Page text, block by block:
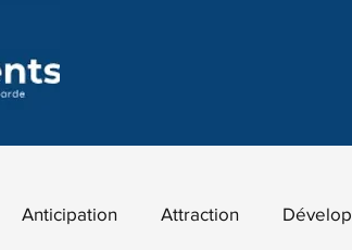
Anticipation Attraction